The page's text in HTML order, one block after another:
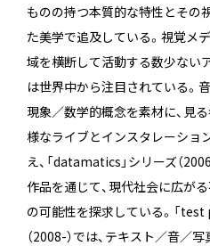
ものの持つ本質的な特性とその
た美学で追及している。視覚メ
域を横断して活動する数少ない
は世界中から注目されている。
現象／数学的概念を素材に、見
様なライブとインスタレーショ
え、「datamatics」シリーズ（
作品を通じて、現代社会に広が
の可能性を探求している。「
（2008-）では、テキスト／音／